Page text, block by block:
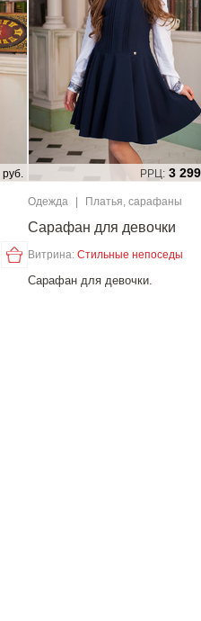
руб. РРЦ: 3 299
Одежда Платья, сарафаны
Сарафан для девочки
Витрина: Стильные непоседы
Сарафан для девочки.